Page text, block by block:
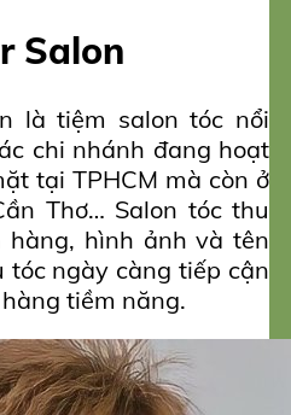
Salon
là tiệm salon tóc nổi
chi nhánh đang hoạt
tại TPHCM mà còn ở
Thơ… Salon tóc thu
hàng, hình ảnh và tên
ngày càng tiếp cận
tiềm năng.